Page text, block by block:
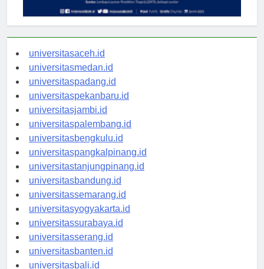
universitasaceh.id
universitasmedan.id
universitaspadang.id
universitaspekanbaru.id
universitasjambi.id
universitaspalembang.id
universitasbengkulu.id
universitaspangkalpinang.id
universitastanjungpinang.id
universitasbandung.id
universitassemarang.id
universitasyogyakarta.id
universitassurabaya.id
universitasserang.id
universitasbanten.id